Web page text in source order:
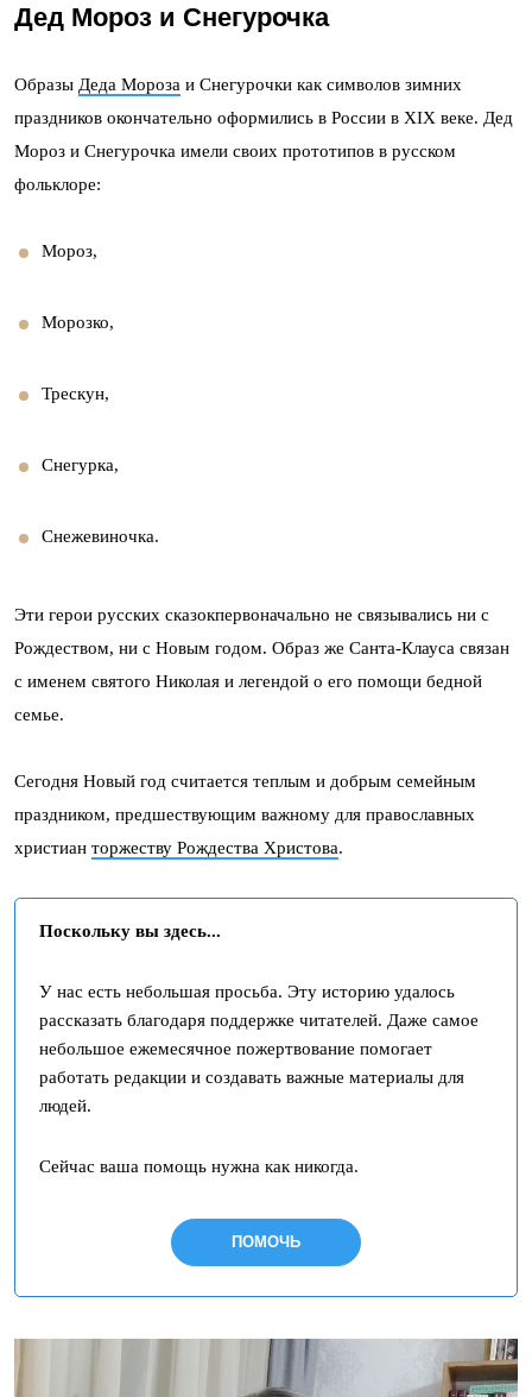
Дед Мороз и Снегурочка
Образы Деда Мороза и Снегурочки как символов зимних
праздников окончательно оформились в России в XIX веке. Дед
Мороз и Снегурочка имели своих прототипов в русском
фольклоре:
Мороз,
Морозко,
Трескун,
Снегурка,
Снежевиночка.
Эти герои русских сказокпервоначально не связывались ни с
Рождеством, ни с Новым годом. Образ же Санта-Клауса связан
с именем святого Николая и легендой о его помощи бедной
семье.
Сегодня Новый год считается теплым и добрым семейным
праздником, предшествующим важному для православных
христиан торжеству Рождества Христова.
Поскольку вы здесь...
У нас есть небольшая просьба. Эту историю удалось
рассказать благодаря поддержке читателей. Даже самое
небольшое ежемесячное пожертвование помогает
работать редакции и создавать важные материалы для
людей.
Сейчас ваша помощь нужна как никогда.
ПОМОЧЬ